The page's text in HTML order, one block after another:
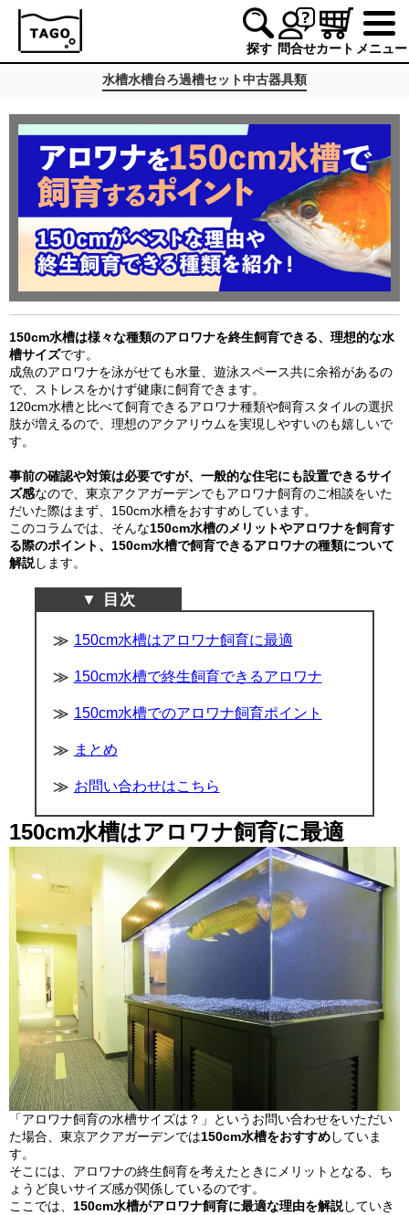
探す 問合せカート メニュー
水槽水槽台ろ過槽セット中古器具類
150cm水槽は様々な種類のアロワナを終生飼育できる、理想的な水
槽サイズです。
成魚のアロワナを泳がせても水量、遊泳スペース共に余裕があるの
で、ストレスをかけず健康に飼育できます。
120cm水槽と比べて飼育できるアロワナ種類や飼育スタイルの選択
肢が増えるので、理想のアクアリウムを実現しやすいのも嬉しいで
す。
事前の確認や対策は必要ですが、一般的な住宅にも設置できるサイ
ズ感なので、東京アクアガーデンでもアロワナ飼育のご相談をいた
だいた際はまず、150cm水槽をおすすめしています。
このコラムでは、そんな150cm水槽のメリットやアロワナを飼育す
る際のポイント、150cm水槽で飼育できるアロワナの種類について
解説します。
150cm水槽はアロワナ飼育に最適
150cm水槽で終生飼育できるアロワナ
150cm水槽でのアロワナ飼育ポイント
まとめ
お問い合わせはこちら
150cm水槽はアロワナ飼育に最適
「アロワナ飼育の水槽サイズは？」というお問い合わせをいただい
た場合、東京アクアガーデンでは150cm水槽をおすすめしていま
す。
そこには、アロワナの終生飼育を考えたときにメリットとなる、ち
ょうど良いサイズ感が関係しているのです。
ここでは、 150cm水槽がアロワナ飼育に最適な理由を解説していき